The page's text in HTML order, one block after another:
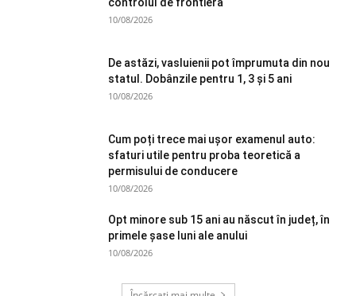
controlul de frontieră
10/08/2026
De astăzi, vasluienii pot împrumuta din nou
statul. Dobânzile pentru 1, 3 și 5 ani
10/08/2026
Cum poți trece mai ușor examenul auto:
sfaturi utile pentru proba teoretică a
permisului de conducere
10/08/2026
Opt minore sub 15 ani au născut în județ, în
primele şase luni ale anului
10/08/2026